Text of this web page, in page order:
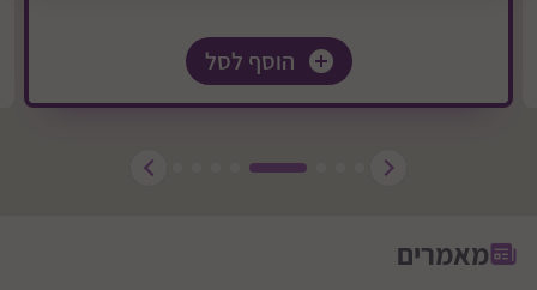
הוסף לסל
מאמרים